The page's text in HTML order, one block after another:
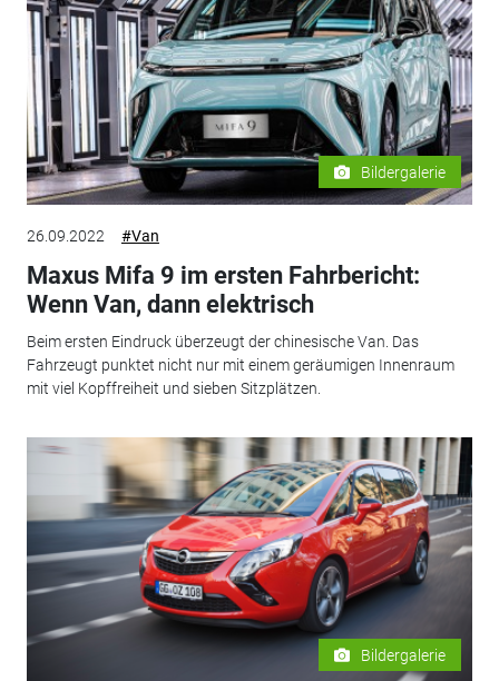
Bildergalerie
26.09.2022 #Van
Maxus Mifa 9 im ersten Fahrbericht:
Wenn Van, dann elektrisch
Beim ersten Eindruck überzeugt der chinesische Van. Das
Fahrzeugt punktet nicht nur mit einem geräumigen Innenraum
mit viel Kopffreiheit und sieben Sitzplätzen.
Bildergalerie